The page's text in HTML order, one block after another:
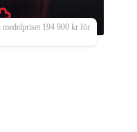
medelpriset 194 900 kr för